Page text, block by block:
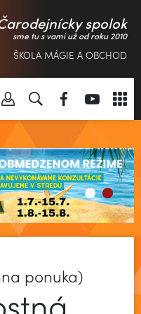
spolok
sme tu s vami už od roku 2010
ŠKOLA MÁGIE A OBCHOD
ponuka)